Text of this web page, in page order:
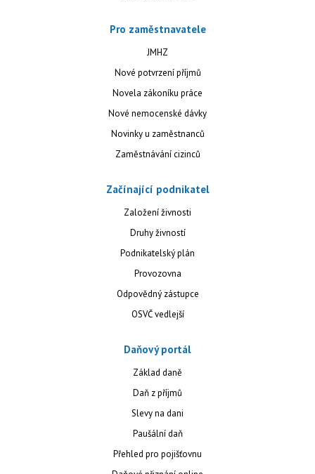
Pro zaměstnavatele
JMHZ
Nové potvrzení příjmů
Novela zákoníku práce
Nové nemocenské dávky
Novinky u zaměstnanců
Zaměstnávání cizinců
Začínající podnikatel
Založení živnosti
Druhy živností
Podnikatelský plán
Provozovna
Odpovědný zástupce
OSVČ vedlejší
Daňový portál
Základ daně
Daň z příjmů
Slevy na dani
Paušální daň
Přehled pro pojišťovnu